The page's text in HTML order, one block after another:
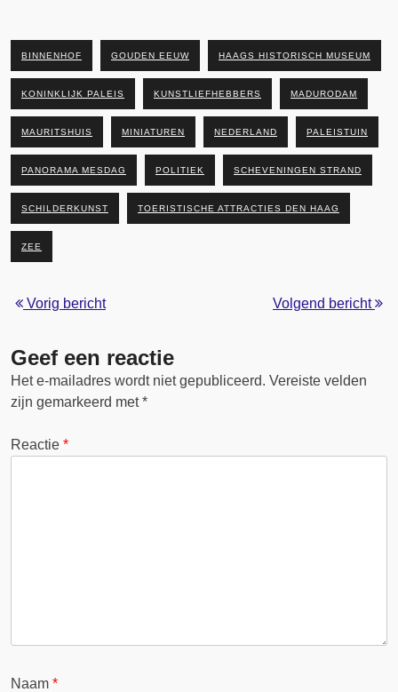
BINNENHOF GOUDEN EEUW HAAGS HISTORISCH MUSEUM
KONINKLIJK PALEIS KUNSTLIEFHEBBERS MADURODAM
MAURITSHUIS MINIATUREN NEDERLAND PALEISTUIN
PANORAMA MESDAG POLITIEK SCHEVENINGEN STRAND
SCHILDERKUNST TOERISTISCHE ATTRACTIES DEN HAAG
ZEE
Vorig bericht Volgend bericht
Geef een reactie
Het e-mailadres wordt niet gepubliceerd. Vereiste velden
zijn gemarkeerd met*
Reactie *
Naam *